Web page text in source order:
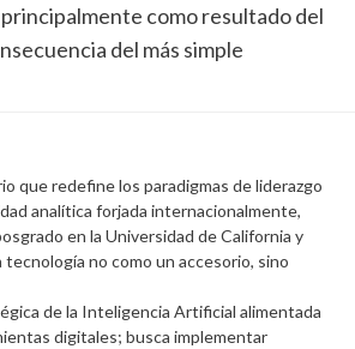
como resultado del
del más simple
que redefine los paradigmas de liderazgo
analítica forjada internacionalmente,
en la Universidad de California y
no como un accesorio, sino
de la Inteligencia Artificial alimentada
digitales; busca implementar